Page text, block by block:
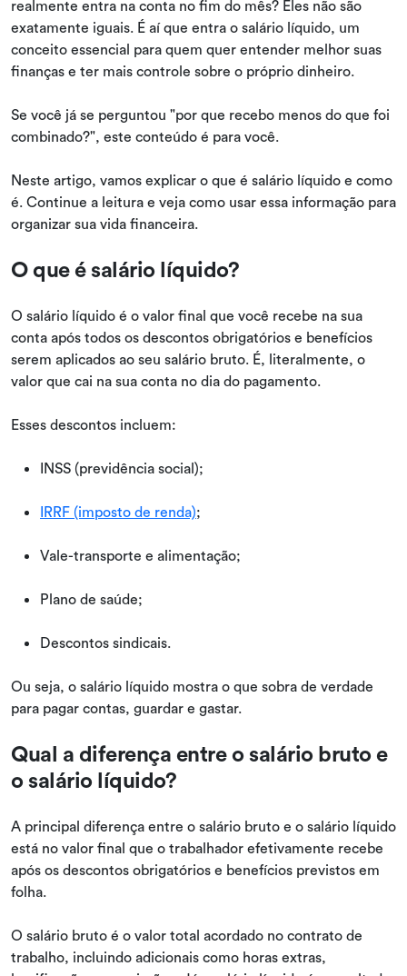
realmente entra na conta no fim do mês? Eles não são
exatamente iguais. É aí que entra o salário líquido, um
conceito essencial para quem quer entender melhor suas
finanças e ter mais controle sobre o próprio dinheiro.
Se você já se perguntou "por que recebo menos do que foi
combinado?", este conteúdo é para você.
Neste artigo, vamos explicar o que é salário líquido e como
é. Continue a leitura e veja como usar essa informação para
organizar sua vida financeira.
O que é salário líquido?
O salário líquido é o valor final que você recebe na sua
conta após todos os descontos obrigatórios e benefícios
serem aplicados ao seu salário bruto. É, literalmente, o
valor que cai na sua conta no dia do pagamento.
Esses descontos incluem:
INSS (previdência social);
IRRF (imposto de renda);
Vale-transporte e alimentação;
Plano de saúde;
Descontos sindicais.
Ou seja, o salário líquido mostra o que sobra de verdade
para pagar contas, guardar e gastar.
Qual a diferença entre o salário bruto e
o salário líquido?
A principal diferença entre o salário bruto e o salário líquido
está no valor final que o trabalhador efetivamente recebe
após os descontos obrigatórios e benefícios previstos em
folha.
O salário bruto é o valor total acordado no contrato de
trabalho, incluindo adicionais como horas extras,